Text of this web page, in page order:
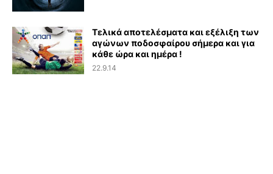
Τελικά αποτελέσματα και εξέλιξη των
αγώνων ποδοσφαίρου σήμερα και για
κάθε ώρα και ημέρα !
22.9.14